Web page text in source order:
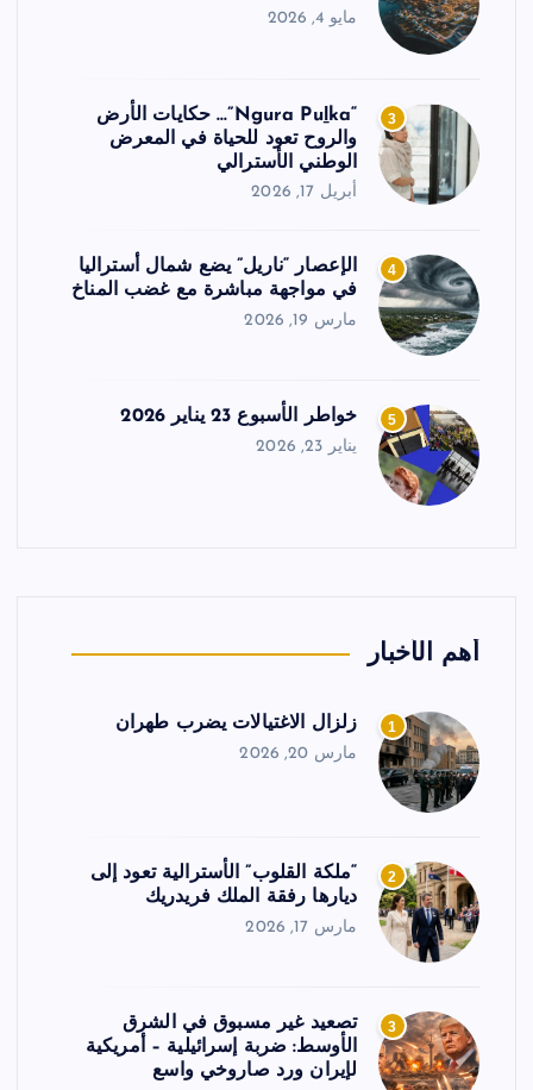
مايو 4, 2026
3
“Ngura Puḻka”… حكايات الأرض
والروح تعود للحياة في المعرض
الوطني الأسترالي
أبريل 17, 2026
4
الإعصار “ناريل” يضع شمال أستراليا
في مواجهة مباشرة مع غضب المناخ
مارس 19, 2026
5 خواطر الأسبوع 23 يناير 2026
يناير 23, 2026
أهم الأخبار
1 زلزال الاغتيالات يضرب طهران
مارس 20, 2026
2
“ملكة القلوب” الأسترالية تعود إلى
ديارها رفقة الملك فريدريك
مارس 17, 2026
3
تصعيد غير مسبوق في الشرق
الأوسط: ضربة إسرائيلية – أمريكية
لإيران ورد صاروخي واسع